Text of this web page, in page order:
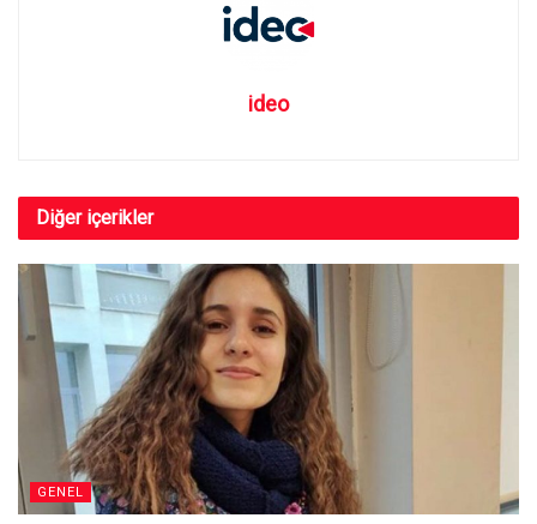
ideo
Diğer içerikler
GENEL